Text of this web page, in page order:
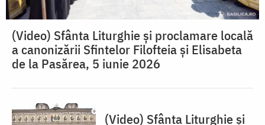
(Video) Sfânta Liturghie și proclamare locală
a canonizării Sfintelor Filofteia și Elisabeta
de la Pasărea, 5 iunie 2026
(Video) Sfânta Liturghie și